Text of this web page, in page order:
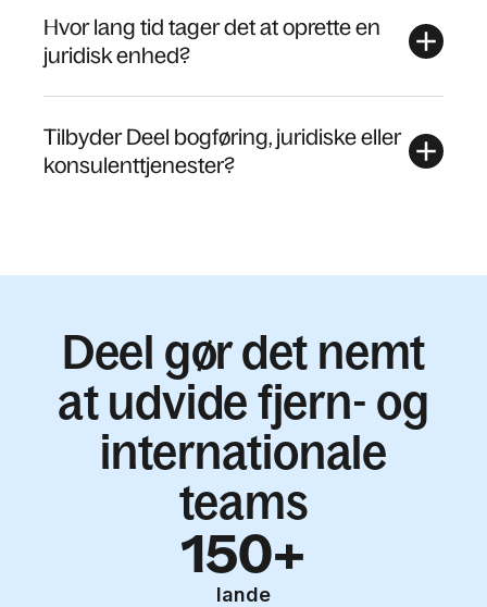
Hvor lang tid tager det at oprette en
juridisk enhed?
Tilbyder Deel bogføring, juridiske eller
konsulenttjenester?
Deel gør det nemt
at udvide fjern- og
internationale
teams
150+
lande